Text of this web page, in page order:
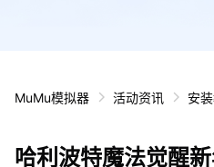
MuMu模拟器 活动资讯 安
哈利波特魔法觉醒新